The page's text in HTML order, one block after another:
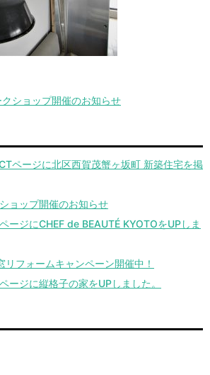
クショップ開催のお知らせ
ページに北区西賀茂蟹ヶ坂町 新築住宅を掲
ョップ開催のお知らせ
ージにCHEF de BEAUTÉ KYOTOをUPしま
リフォームキャンペーン開催中！
ージに縦格子の家をUPしました。